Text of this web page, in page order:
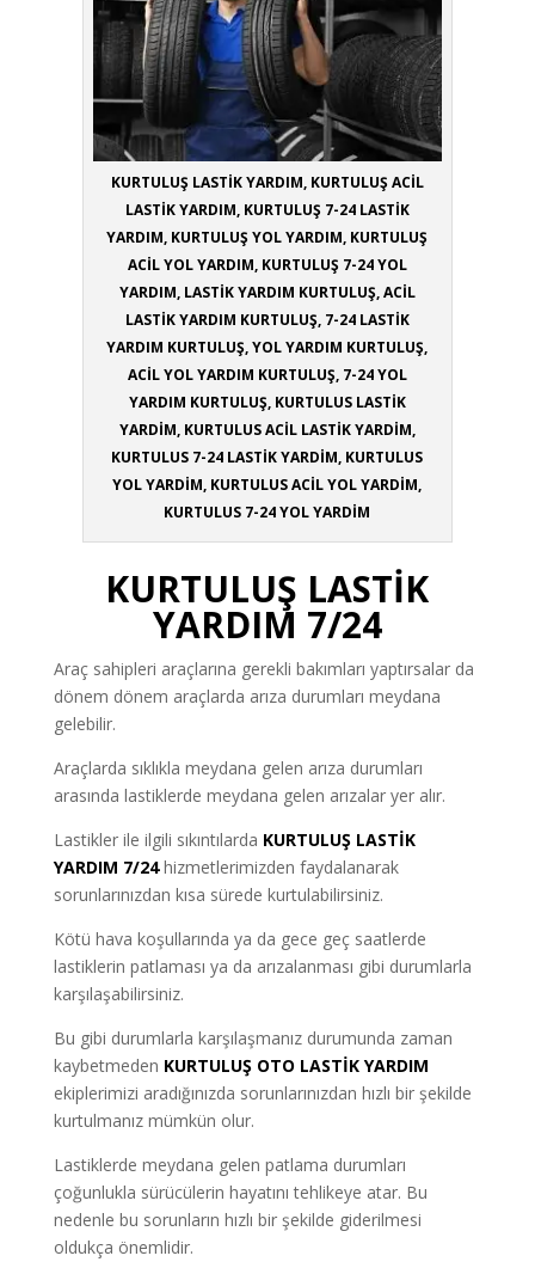
KURTULUŞ LASTİK YARDIM, KURTULUŞ ACİL
LASTİK YARDIM, KURTULUŞ 7-24 LASTİK
YARDIM, KURTULUŞ YOL YARDIM, KURTULUŞ
ACİL YOL YARDIM, KURTULUŞ 7-24 YOL
YARDIM, LASTİK YARDIM KURTULUŞ, ACİL
LASTİK YARDIM KURTULUŞ, 7-24 LASTİK
YARDIM KURTULUŞ, YOL YARDIM KURTULUŞ,
ACİL YOL YARDIM KURTULUŞ, 7-24 YOL
YARDIM KURTULUŞ, KURTULUS LASTİK
YARDİM, KURTULUS ACİL LASTİK YARDİM,
KURTULUS 7-24 LASTİK YARDİM, KURTULUS
YOL YARDİM, KURTULUS ACİL YOL YARDİM,
KURTULUS 7-24 YOL YARDİM
KURTULUŞ LASTİK
YARDIM 7/24
Araç sahipleri araçlarına gerekli bakımları yaptırsalar da
dönem dönem araçlarda arıza durumları meydana
gelebilir.
Araçlarda sıklıkla meydana gelen arıza durumları
arasında lastiklerde meydana gelen arızalar yer alır.
Lastikler ile ilgili sıkıntılarda KURTULUŞ LASTİK
YARDIM 7/24hizmetlerimizden faydalanarak
sorunlarınızdan kısa sürede kurtulabilirsiniz.
Kötü hava koşullarında ya da gece geç saatlerde
lastiklerin patlaması ya da arızalanması gibi durumlarla
karşılaşabilirsiniz.
Bu gibi durumlarla karşılaşmanız durumunda zaman
kaybetmeden KURTULUŞ OTO LASTİK YARDIM
ekiplerimizi aradığınızda sorunlarınızdan hızlı bir şekilde
kurtulmanız mümkün olur.
Lastiklerde meydana gelen patlama durumları
çoğunlukla sürücülerin hayatını tehlikeye atar. Bu
nedenle bu sorunların hızlı bir şekilde giderilmesi
oldukça önemlidir.